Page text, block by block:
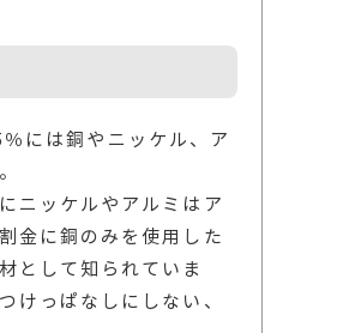
には銅やニッケル、ア
ニッケルやアルミはア
金に銅のみを使用した
として知られていま
けっぱなしにしない、